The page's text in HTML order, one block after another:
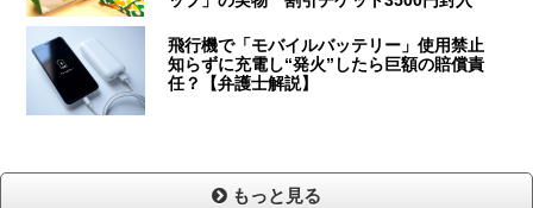
飛行機で「モバイルバッテリー」使用禁止
知らずに充電し“発火”したら巨額の賠償責
任？【弁護士解説】
もっと見る